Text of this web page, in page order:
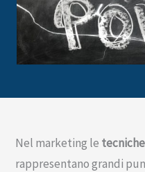
Nel marketing le
rappresentano grandi